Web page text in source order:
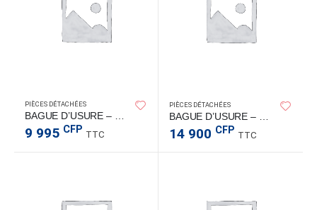
PIÈCES DÉTACHÉES
9 995 CFP TTC
PIÈCES DÉTACHÉES
14 900 CFP TTC